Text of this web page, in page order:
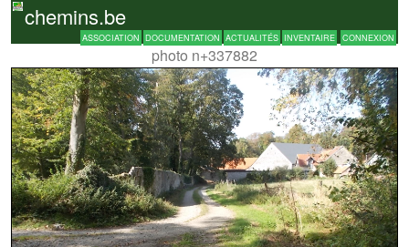
chemins.be
ASSOCIATION DOCUMENTATION ACTUALITÉS INVENTAIRE CONNEXION
photo n+337882